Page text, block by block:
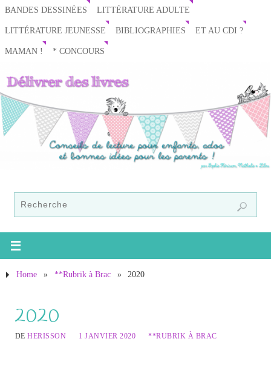
BANDES DESSINÉES LITTÉRATURE ADULTE
LITTÉRATURE JEUNESSE BIBLIOGRAPHIES ET AU CDI ?
MAMAN ! * CONCOURS
Home » **Rubrik à Brac » 2020
2020
DEHERISSON 1 JANVIER 2020 **RUBRIK À BRAC